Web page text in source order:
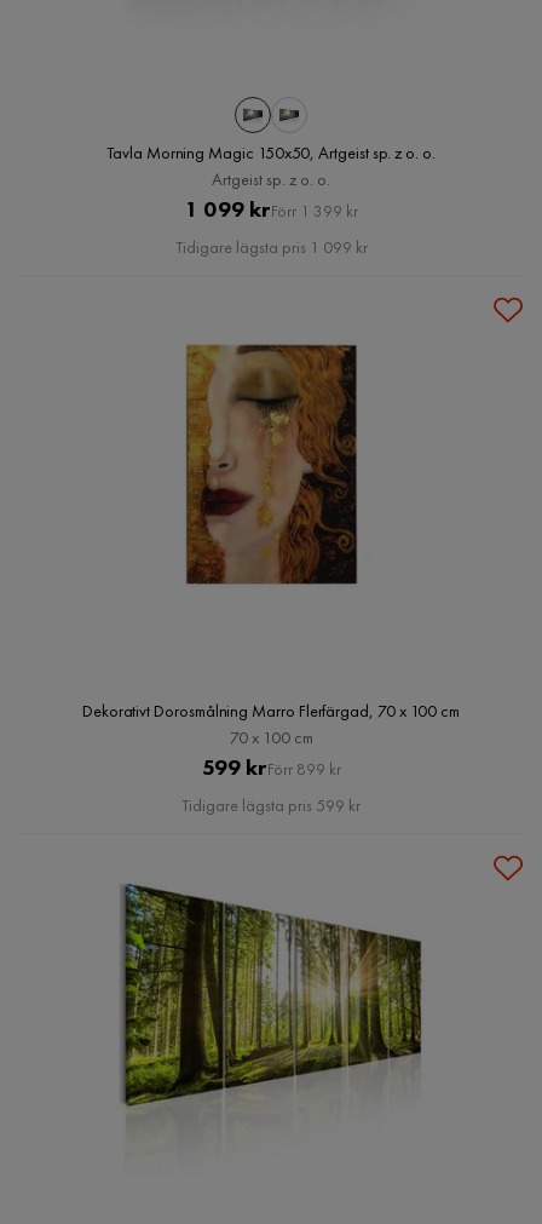
Tavla Morning Magic 150x50, Artgeist sp. z o. o.
Artgeist sp. z o. o.
Pris
1 099 krOriginal
Pris
Förr 1 399 kr
Tidigare lägsta pris 1 099 kr
Dekorativt Dorosmålning Marro Flerfärgad, 70 x 100 cm
70 x 100 cm
Pris
599 krOriginal
Pris
Förr 899 kr
Tidigare lägsta pris 599 kr